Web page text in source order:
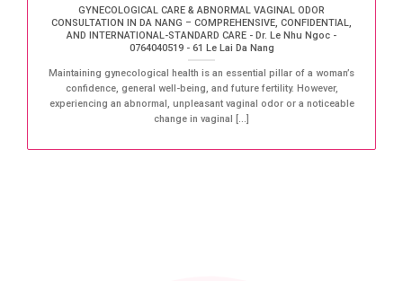
GYNECOLOGICAL CARE & ABNORMAL VAGINAL ODOR
CONSULTATION IN DA NANG – COMPREHENSIVE, CONFIDENTIAL,
AND INTERNATIONAL-STANDARD CARE - Dr. Le Nhu Ngoc -
0764040519 - 61 Le Lai Da Nang
Maintaining gynecological health is an essential pillar of a woman’s
confidence, general well-being, and future fertility. However,
experiencing an abnormal, unpleasant vaginal odor or a noticeable
change in vaginal [...]